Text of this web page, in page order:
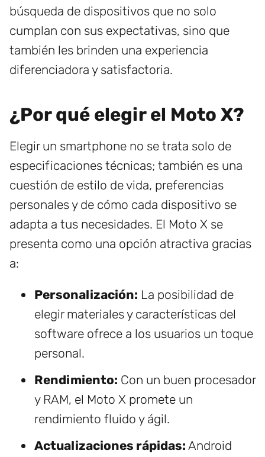
búsqueda de dispositivos que no solo
cumplan con sus expectativas, sino que
también les brinden una experiencia
diferenciadora y satisfactoria.
¿Por qué elegir el Moto X?
Elegir un smartphone no se trata solo de
especificaciones técnicas; también es una
cuestión de estilo de vida, preferencias
personales y de cómo cada dispositivo se
adapta a tus necesidades. El Moto X se
presenta como una opción atractiva gracias
a:
Personalización: La posibilidad de
elegir materiales y características del
software ofrece a los usuarios un toque
personal.
Rendimiento: Con un buen procesador
y RAM, el Moto X promete un
rendimiento fluido y ágil.
Actualizaciones rápidas: Android